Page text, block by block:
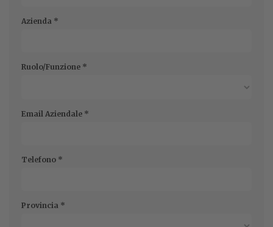
Azienda *
Ruolo/Funzione *
Email Aziendale *
Telefono *
Provincia *